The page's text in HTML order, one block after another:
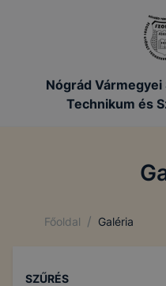
Nógrád Vármegyei
Technikum és
Főoldal / Galéria
SZŰRÉS